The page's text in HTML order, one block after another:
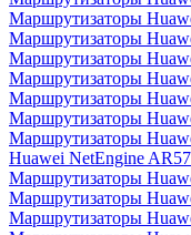
Маршрутизаторы
Маршрутизаторы
Маршрутизаторы
Маршрутизаторы
Маршрутизаторы
Маршрутизаторы
Маршрутизаторы
Huawei NetEngine
Маршрутизаторы
Маршрутизаторы
Маршрутизаторы